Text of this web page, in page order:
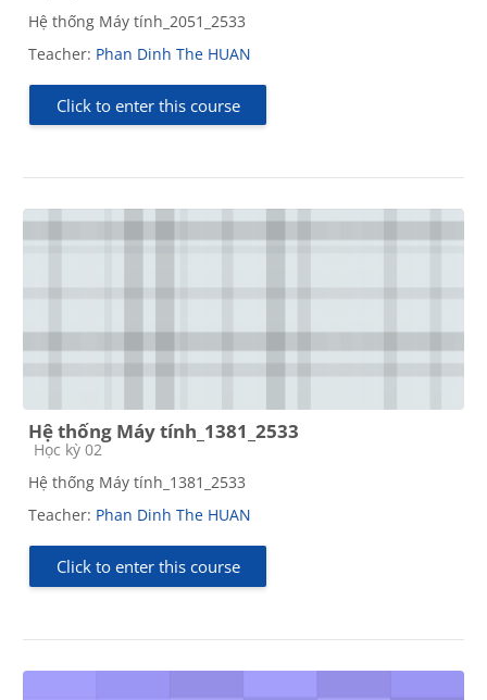
Hệ thống Máy tính_2051_2533
Teacher: Phan Dinh The HUAN
Click to enter this course
Hệ thống Máy tính_1381_2533
Course category
Học kỳ 02
Hệ thống Máy tính_1381_2533
Teacher: Phan Dinh The HUAN
Click to enter this course